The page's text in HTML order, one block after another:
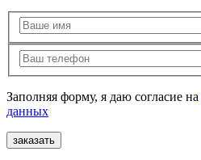
Заполняя форму, я даю согласие на
данных